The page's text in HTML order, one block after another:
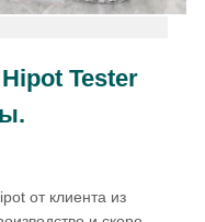
Tester